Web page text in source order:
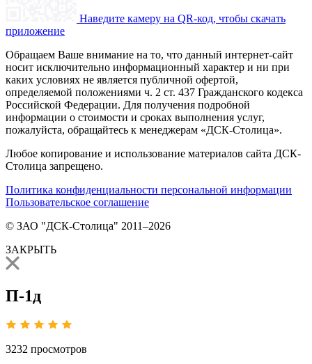
Наведите камеру на QR-код, чтобы скачать
приложение
Обращаем Ваше внимание на то, что данный интернет-сайт
носит исключительно информационный характер и ни при
каких условиях не является публичной офертой,
определяемой положениями ч. 2 ст. 437 Гражданского кодекса
Российской Федерации. Для получения подробной
информации о стоимости и сроках выполнения услуг,
пожалуйста, обращайтесь к менеджерам «ДСК-Столица».
Любое копирование и использование материалов сайта ДСК-
Столица запрещено.
Политика конфиденциальности персональной информации
Пользовательское соглашение
© ЗАО "ДСК-Столица" 2011–2026
ЗАКРЫТЬ
П-1д
3232 просмотров